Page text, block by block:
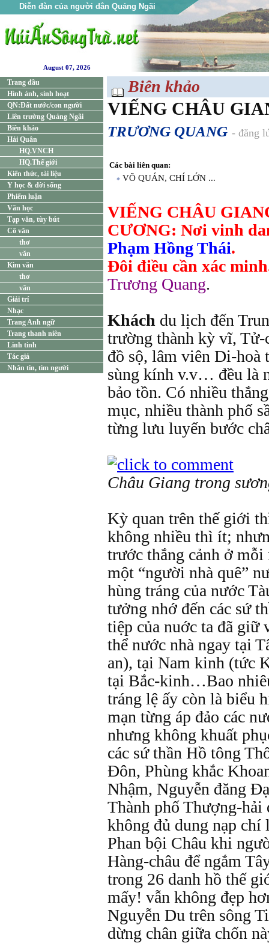
Diễn đàn của người dân Quảng Ngãi
August 07, 2026
Trang đầu
Hình ảnh, sinh hoạt
QN:Đất nước/con người
Liên trường Quảng Ngãi
Biên khảo
Hải Quân
HQ.VNCH
HQ.Thế giới
Kiến thức, tài liệu
Y học & đời sống
Phiếm luận
Văn học
Tạp văn, tùy bút
Cổ văn
thơ
văn
Kim văn
thơ
văn
Giải trí
Nhạc
Trang Anh ngữ
Trang thanh niên
Linh tinh
Tác giả
Nhắn tin, tìm người
Biên khảo
VIẾNG CHÂU
TRƯƠNG QUANG - đăng
Các bài liên quan:
VÕ QUÁN, CHÍ LỚN ...
VIẾNG CHÂU
CƯƠNG: Nơi vinh
Phạm Hồng Thái.
Đôi điều cần xác
Trương Quang.
Khách du lịch đến
trường thành kỳ vĩ, Tử-
đồ sộ, lâm viên Di-hoà
sùng kính v.v… đều là
bảo tồn. Có nhiều
mục, nhiều thành phố
từng lưu luyến bước
Châu Giang trong
Kỳ quan trên thế giới
không nhiều thì ít;
trước thắng cảnh ở
một “người nhà quê”
hùng tráng của nước
tưởng nhớ đến các sứ
tiệp của nuớc ta đã giữ
thể nước nhà ngay tại
an), tại Nam kinh (tức
tại Bắc-kinh…Bao
tráng lệ ấy còn là biểu
mạn từng áp đảo các
nhưng không khuất
các sứ thần Hồ tông
Đôn, Phùng khắc
Nhậm, Nguyễn đăng
Thành phố Thượng-hải
không đủ dung nạp chí
Phan bội Châu khi
Hàng-châu để ngắm
trong 26 danh hồ thế
mấy! vẫn không đẹp
Nguyễn Du trên sông
dừng chân giữa chốn